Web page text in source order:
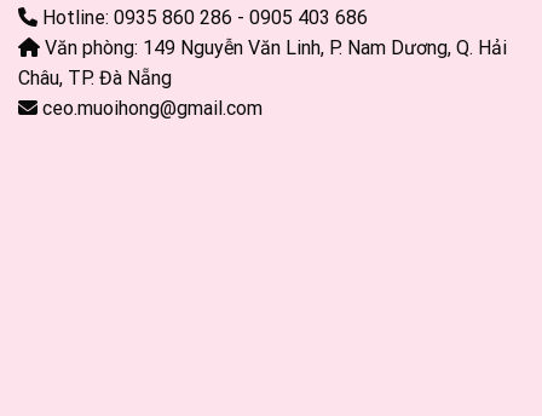
Hotline: 0935 860 286 - 0905 403 686
Văn phòng: 149 Nguyễn Văn Linh, P. Nam Dương, Q. Hải
Châu, TP. Đà Nẵng
ceo.muoihong@gmail.com